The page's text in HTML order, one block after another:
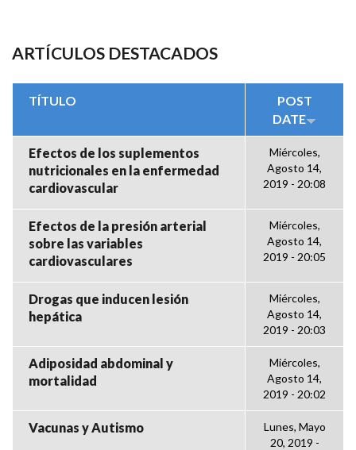
ARTÍCULOS DESTACADOS
TÍTULO
POST
DATE
Efectos de los suplementos
nutricionales en la enfermedad
cardiovascular
Miércoles,
Agosto 14,
2019 - 20:08
Efectos de la presión arterial
sobre las variables
cardiovasculares
Miércoles,
Agosto 14,
2019 - 20:05
Drogas que inducen lesión
hepática
Miércoles,
Agosto 14,
2019 - 20:03
Adiposidad abdominal y
mortalidad
Miércoles,
Agosto 14,
2019 - 20:02
Vacunas y Autismo
Lunes, Mayo
20, 2019 -